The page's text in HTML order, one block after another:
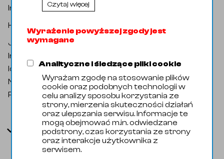
Indeks katalogowy: Mat000572
Kategoria
okrągły
Jednostka miary:
Indeks handlowy
Identyfikator zewnętrzny: 106047
Nazwa oryginalna
Pręt fi 08 1.4404
Producent: Domyślny
Parametry
Czytaj więcej
Wyrażenie powyższej zgody jest
wymagane
Analityczne i śledzące pliki cookie
Wyrażam zgodę na stosowanie plików
cookie oraz podobnych technologii w
celu analizy sposobu korzystania ze
strony, mierzenia skuteczności działań
oraz ulepszania serwisu. Informacje te
mogą obejmować m.in. odwiedzane
podstrony, czas korzystania ze strony
oraz interakcje użytkownika z
serwisem.